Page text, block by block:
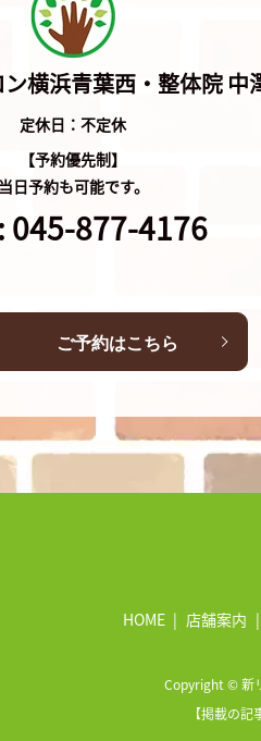
横浜青葉西・整体院 中
定休日：不定休
【予約優先制】
当日予約も可能です。
045-877-4176
ご予約はこちら
HOME 店舗案内
Copyright © 新
【掲載の